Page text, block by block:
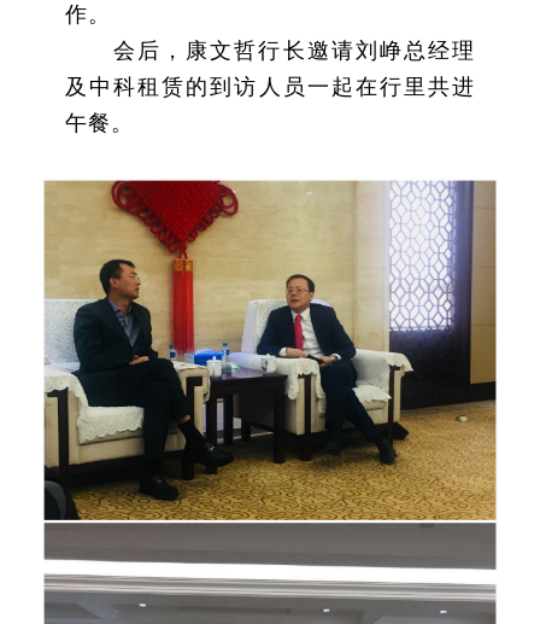
作。
会后，康文哲行长邀请刘峥总经理
及中科租赁的到访人员一起在行里共进
午餐。